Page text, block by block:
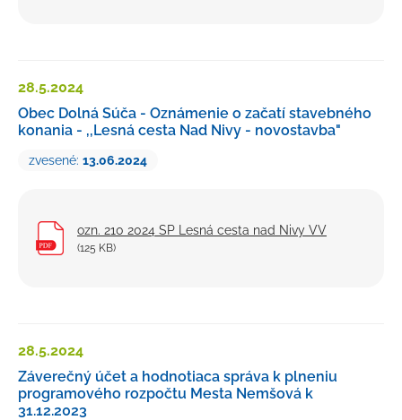
28.5.2024
Obec Dolná Súča - Oznámenie o začatí stavebného
konania - ,,Lesná cesta Nad Nivy - novostavba"
zvesené: 13.06.2024
ozn. 210 2024 SP Lesná cesta nad Nivy VV
(125 KB)
28.5.2024
Záverečný účet a hodnotiaca správa k plneniu
programového rozpočtu Mesta Nemšová k
31.12.2023